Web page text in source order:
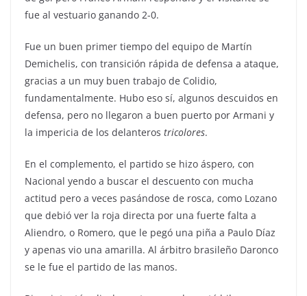
fue al vestuario ganando 2-0.
Fue un buen primer tiempo del equipo de Martín
Demichelis, con transición rápida de defensa a ataque,
gracias a un muy buen trabajo de Colidio,
fundamentalmente. Hubo eso sí, algunos descuidos en
defensa, pero no llegaron a buen puerto por Armani y
la impericia de los delanteros tricolores.
En el complemento, el partido se hizo áspero, con
Nacional yendo a buscar el descuento con mucha
actitud pero a veces pasándose de rosca, como Lozano
que debió ver la roja directa por una fuerte falta a
Aliendro, o Romero, que le pegó una piña a Paulo Díaz
y apenas vio una amarilla. Al árbitro brasileño Daronco
se le fue el partido de las manos.